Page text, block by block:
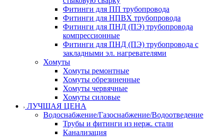
Фитинги для ПП трубопровода
Фитинги для НПВХ трубопровода
Фитинги для ПНД (ПЭ) трубопровода
компрессионные
Фитинги для ПНД (ПЭ) трубопровода с
закладными эл. нагревателями
Хомуты
Хомуты ремонтные
Хомуты обрезиненные
Хомуты червячные
Хомуты силовые
ЛУЧШАЯ ЦЕНА
Водоснабжение/Газоснабжение/Водоотведение
Трубы и фитинги из нерж. стали
Канализация